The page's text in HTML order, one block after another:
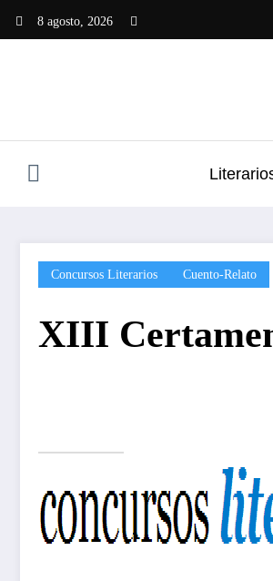
8 agosto, 2026
Concursos Literarios Cuento-Relato
XIII